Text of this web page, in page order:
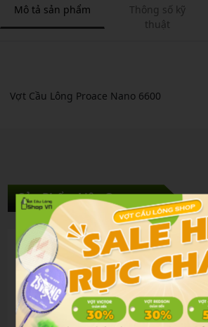
Mô tả sản phẩm
Thông số kỹ
thuật
Vợt Cầu Lông Proace Nano 6600
Sản Phẩm Liên Quan